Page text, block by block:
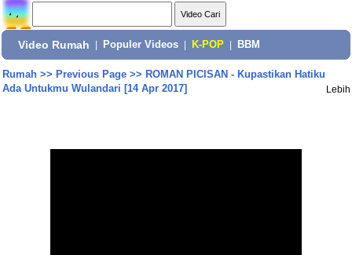
Video Rumah Populer Videos K-POP BBM
Rumah>> Previous Page>> ROMAN PICISAN - Kupastikan Hatiku
Ada Untukmu Wulandari [14 Apr 2017]
Lebih